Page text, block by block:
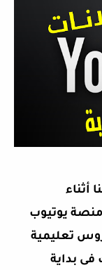
أثناء
يوتيوب
تعليمية
فى بداية